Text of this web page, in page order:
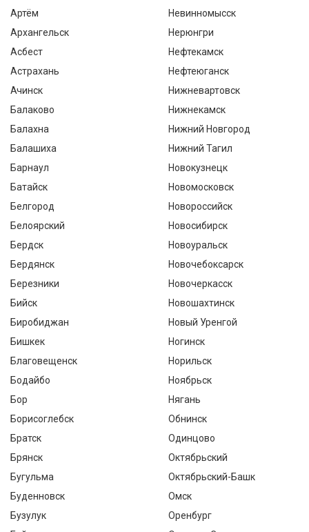
Артём
Архангельск
Асбест
Астрахань
Ачинск
Балаково
Балахна
Балашиха
Барнаул
Батайск
Белгород
Белоярский
Бердск
Бердянск
Березники
Бийск
Биробиджан
Бишкек
Благовещенск
Бодайбо
Бор
Борисоглебск
Братск
Брянск
Бугульма
Буденновск
Бузулук
Невинномысск
Нерюнгри
Нефтекамск
Нефтеюганск
Нижневартовск
Нижнекамск
Нижний Новгород
Нижний Тагил
Новокузнецк
Новомосковск
Новороссийск
Новосибирск
Новоуральск
Новочебоксарск
Новочеркасск
Новошахтинск
Новый Уренгой
Ногинск
Норильск
Ноябрьск
Нягань
Обнинск
Одинцово
Октябрьский
Октябрьский-Башк
Омск
Оренбург